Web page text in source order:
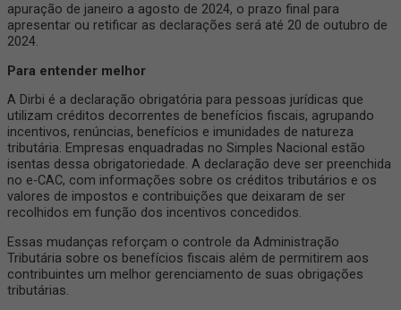
apuração de janeiro a agosto de 2024, o prazo final para
apresentar ou retificar as declarações será até 20 de outubro de
2024.
Para entender melhor
A Dirbi é a declaração obrigatória para pessoas jurídicas que
utilizam créditos decorrentes de benefícios fiscais, agrupando
incentivos, renúncias, benefícios e imunidades de natureza
tributária. Empresas enquadradas no Simples Nacional estão
isentas dessa obrigatoriedade. A declaração deve ser preenchida
no e-CAC, com informações sobre os créditos tributários e os
valores de impostos e contribuições que deixaram de ser
recolhidos em função dos incentivos concedidos.
Essas mudanças reforçam o controle da Administração
Tributária sobre os benefícios fiscais além de permitirem aos
contribuintes um melhor gerenciamento de suas obrigações
tributárias.